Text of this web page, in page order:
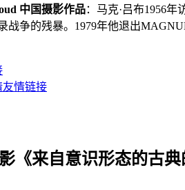
中国摄影作品：马克·吕布1956
战争的残暴。1979年他退出
友情链接
《来自意识形态的古